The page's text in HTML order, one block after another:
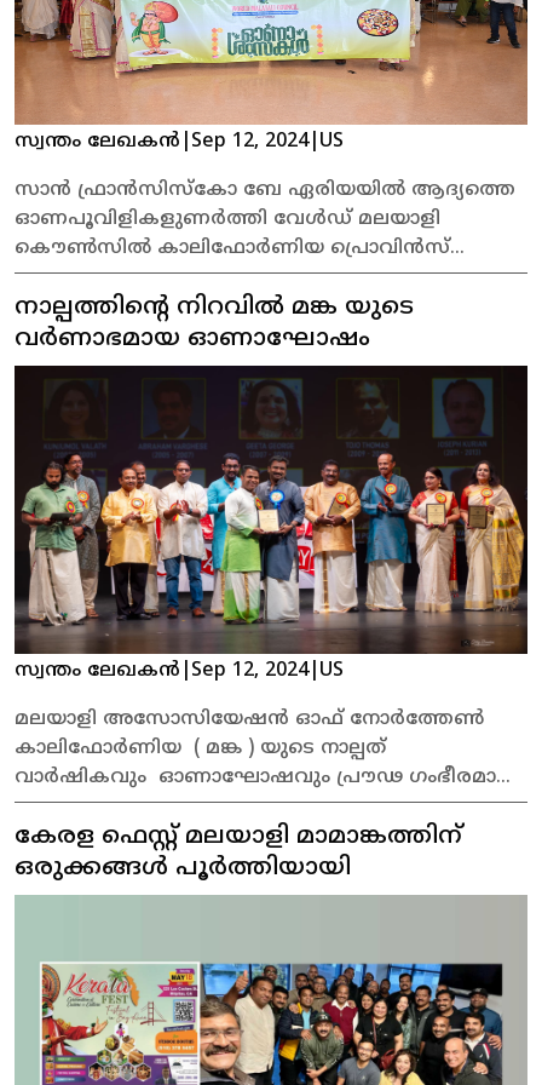
സ്വന്തം ലേഖകൻ Sep 12, 2024| US
സാൻ ഫ്രാൻസിസ്കോ ബേ ഏരിയയിൽ ആദ്യത്തെ
ഓണപൂവിളികളുണർത്തി വേൾഡ് മലയാളി
കൌൺസിൽ കാലിഫോർണിയ പ്രൊവിൻസ്
ഓണാഘോഷങ്ങൾക്ക് ഗംഭീര തുടക്കം കുറിച്ചു.
നാല്പത്തിൻ്റെ നിറവിൽ മങ്ക യുടെ
വർണാഭമായ ഓണാഘോഷം
സ്വന്തം ലേഖകൻ Sep 12, 2024| US
മലയാളി അസോസിയേഷൻ ഓഫ് നോർത്തേൺ
കാലിഫോർണിയ ( മങ്ക ) യുടെ നാല്പത്
വാർഷികവും ഓണാഘോഷവും പ്രൗഢ ഗംഭീരമായി.
വിഭവ സമൃദ്ധമായ ഓണ സദ്യയും തുടർന്ന് വർണ്ണ
ശമ്പള മായാൽ ഘോഷയാത്രയും, തുർടർന്നു നടന്ന
നിറപ്പകിട്ടാർന്ന വിവിധ കലാപരിപാടികളും
പരിപാടികൾക്ക് മാറ്റു കൂട്ടി .
കേരള ഫെസ്റ്റ് മലയാളി മാമാങ്കത്തിന്
ഒരുക്കങ്ങൾ പൂർത്തിയായി